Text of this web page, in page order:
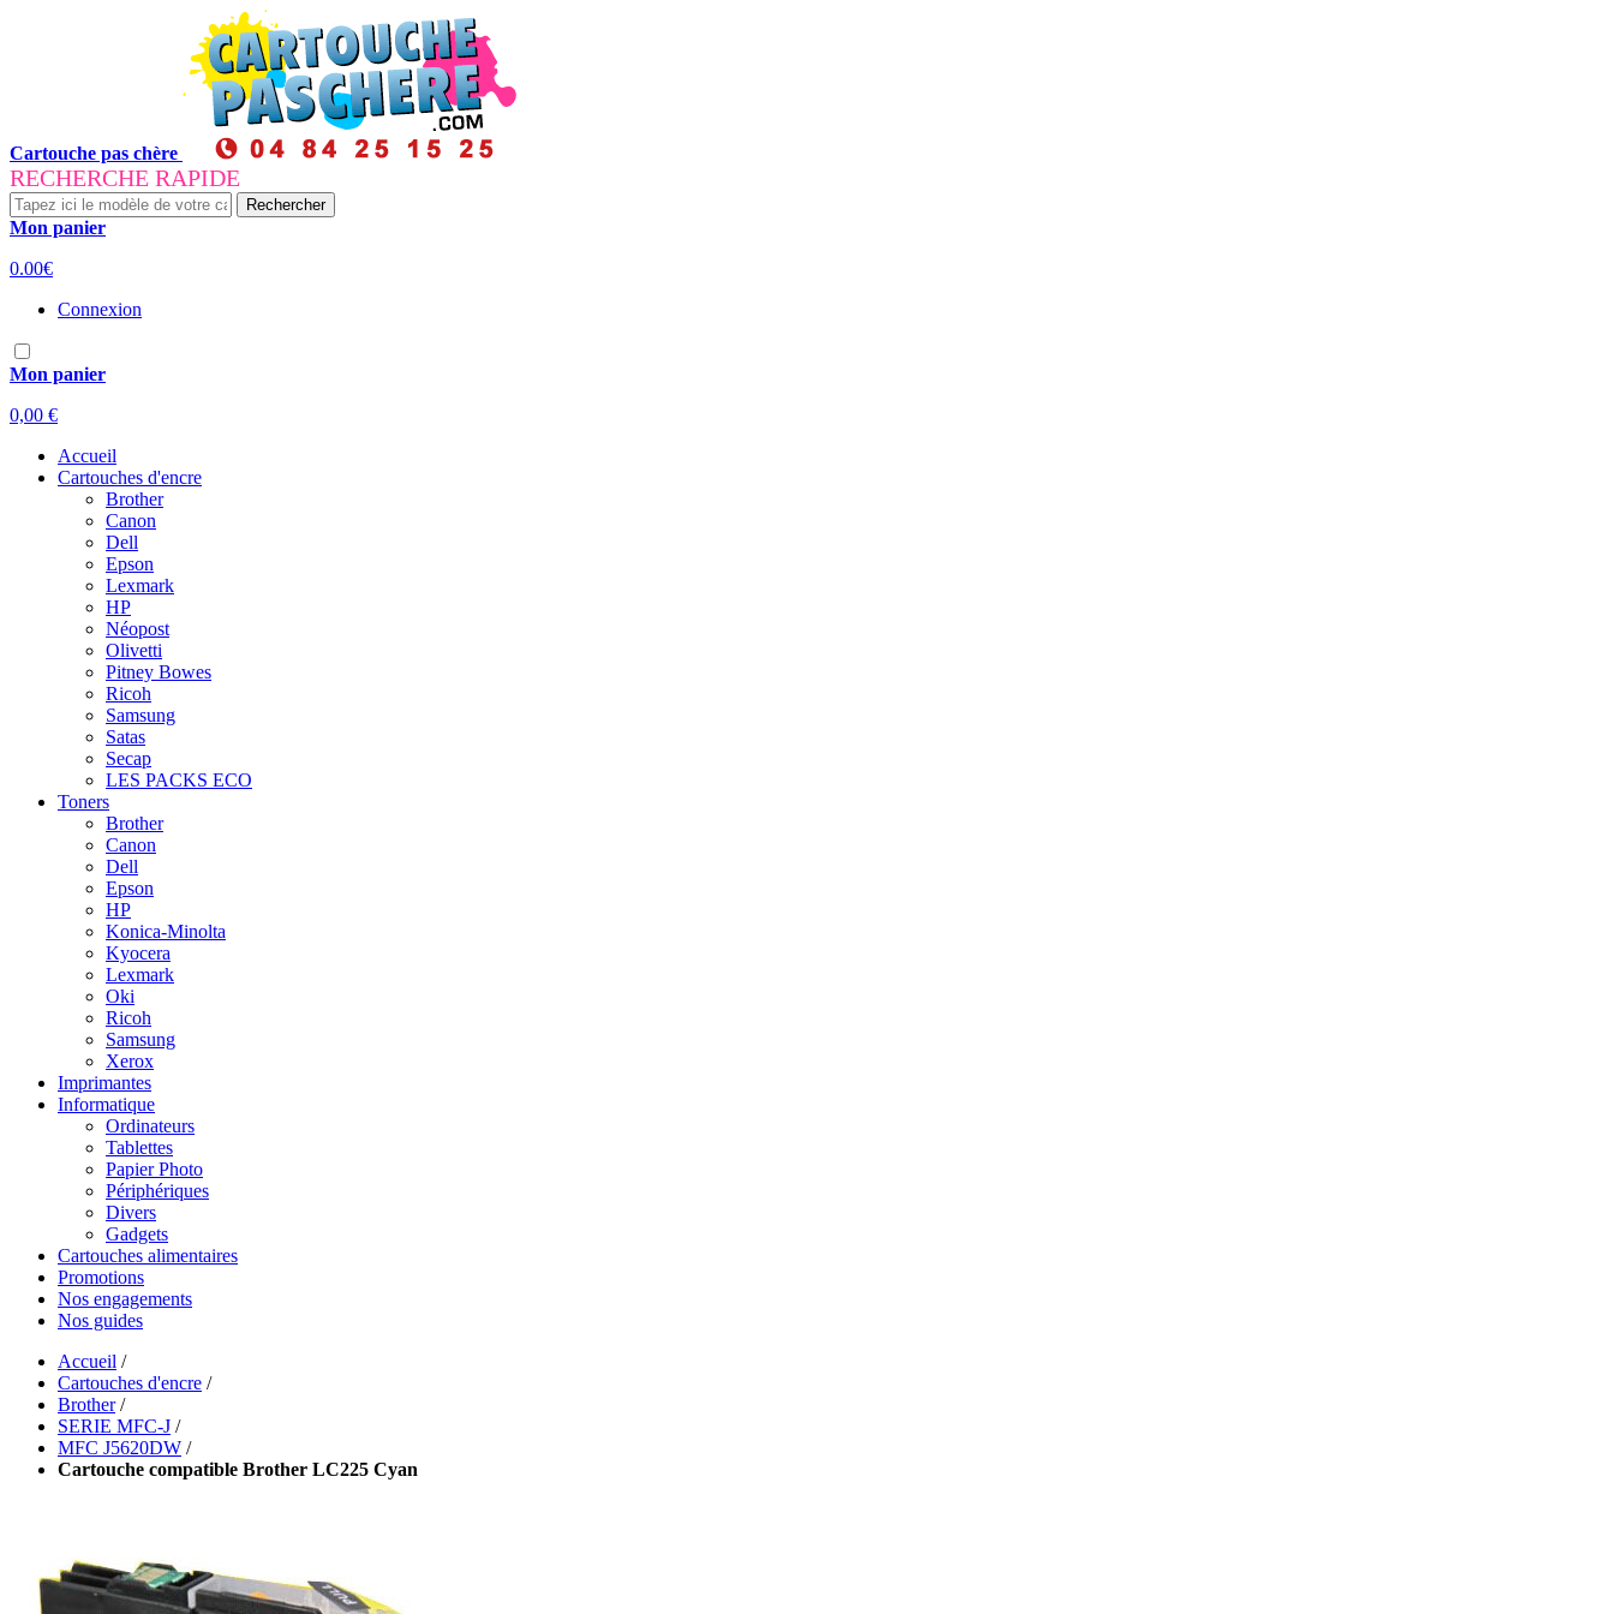
Cartouche pas chère
RECHERCHE RAPIDE
Rechercher
Mon panier
0.00€
Connexion
Mon panier
0,00 €
Accueil
Cartouches d'encre
Brother
Canon
Dell
Epson
Lexmark
HP
Néopost
Olivetti
Pitney Bowes
Ricoh
Samsung
Satas
Secap
LES PACKS ECO
Toners
Brother
Canon
Dell
Epson
HP
Konica-Minolta
Kyocera
Lexmark
Oki
Ricoh
Samsung
Xerox
Imprimantes
Informatique
Ordinateurs
Tablettes
Papier Photo
Périphériques
Divers
Gadgets
Cartouches alimentaires
Promotions
Nos engagements
Nos guides
Accueil /
Cartouches d'encre /
Brother /
SERIE MFC-J /
MFC J5620DW /
Cartouche compatible Brother LC225 Cyan